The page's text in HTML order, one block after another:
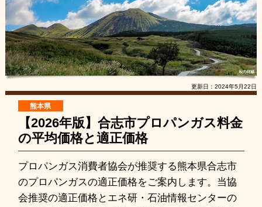
更新日： 2024年5月22日
熊本県
【2026年版】合志市プロパンガス料金
の平均価格と適正価格
プロパンガス消費者協会が推奨する熊本県合志市
のプロパンガスの適正価格をご案内します。当協
会推奨の適正価格とエネ研・石油情報センターの